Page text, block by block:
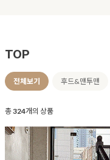
TOP
전체보기 후드&맨투맨
총324개의 상품